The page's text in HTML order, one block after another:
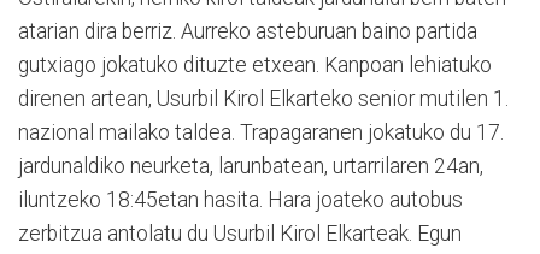
atarian dira berriz. Aurreko asteburuan baino partida
gutxiago jokatuko dituzte etxean. Kanpoan lehiatuko
direnen artean, Usurbil Kirol Elkarteko senior mutilen 1.
nazional mailako taldea. Trapagaranen jokatuko du 17.
jardunaldiko neurketa, larunbatean, urtarrilaren 24an,
iluntzeko 18:45etan hasita. Hara joateko autobus
zerbitzua antolatu du Usurbil Kirol Elkarteak. Egun